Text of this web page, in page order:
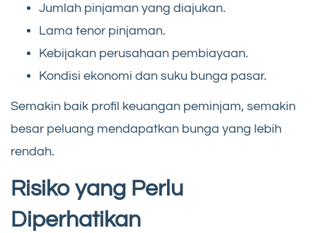
Jumlah pinjaman yang diajukan.
Lama tenor pinjaman.
Kebijakan perusahaan pembiayaan.
Kondisi ekonomi dan suku bunga pasar.
Semakin baik profil keuangan peminjam, semakin
besar peluang mendapatkan bunga yang lebih
rendah.
Risiko yang Perlu
Diperhatikan